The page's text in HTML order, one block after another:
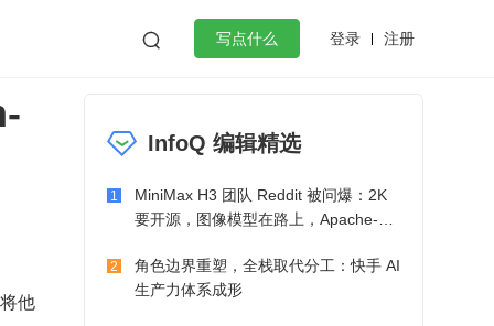
 写点什么 登录 注册
作
微服务架构 flutter
他
InfoQ 编辑精选
1
MiniMax H3 团队 Reddit 被问爆：2K
要开源，图像模型在路上，Apache-2.0
2
角色边界重塑，全栈取代分工：快手 AI
生产力体系成形